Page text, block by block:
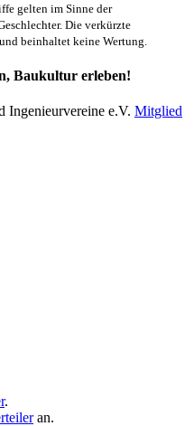
gelten im Sinne der
Die verkürzte
beinhaltet keine Wertung.
Baukultur erleben!
Ingenieurvereine e.V. Mitglied
.
an.